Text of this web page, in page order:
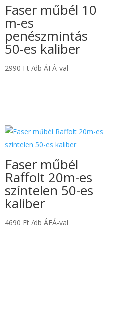
Faser műbél 10
m-es
penészmintás
50-es kaliber
2990 Ft /db ÁFÁ-val
Faser műbél
Raffolt 20m-es
színtelen 50-es
kaliber
4690 Ft /db ÁFÁ-val